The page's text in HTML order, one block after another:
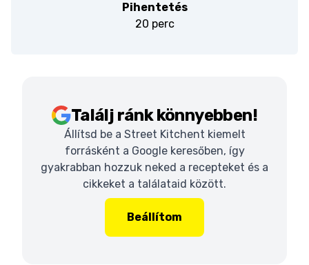
Pihentetés
20 perc
Találj ránk könnyebben!
Állítsd be a Street Kitchent kiemelt
forrásként a Google keresőben, így
gyakrabban hozzuk neked a recepteket és a
cikkeket a találataid között.
Beállítom